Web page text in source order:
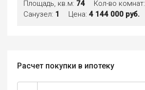
Площадь, кв.м: 74 Кол-во комнат:
Санузел: 1 Цена: 4 144 000 руб.
Расчет покупки в ипотеку